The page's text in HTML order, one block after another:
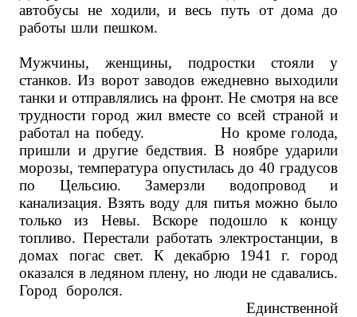
автобусы не ходили, и весь путь от дома до
работы шли пешком.
Мужчины, женщины, подростки стояли у
станков. Из ворот заводов ежедневно выходили
танки и отправлялись на фронт. Не смотря на все
трудности город жил вместе со всей страной и
работал на победу. Но кроме голода,
пришли и другие бедствия. В ноябре ударили
морозы, температура опустилась до 40 градусов
по Цельсию. Замерзли водопровод и
канализация. Взять воду для питья можно было
только из Невы. Вскоре подошло к концу
топливо. Перестали работать электростанции, в
домах погас свет. К декабрю 1941 г. город
оказался в ледяном плену, но люди не сдавались.
Город боролся.
Единственной